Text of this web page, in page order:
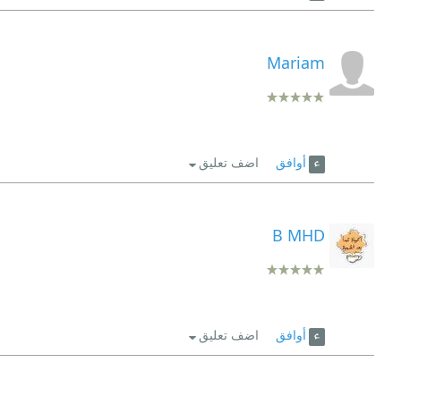
Mariam
أوافق اضف تعليق
B MHD
أوافق اضف تعليق